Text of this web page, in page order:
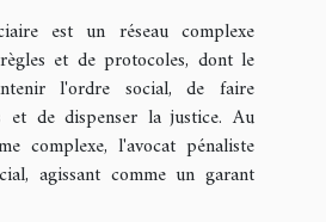
est un réseau complexe
et de protocoles, dont le
l'ordre social, de faire
et de dispenser la justice. Au
complexe, l'avocat pénaliste
agissant comme un garant